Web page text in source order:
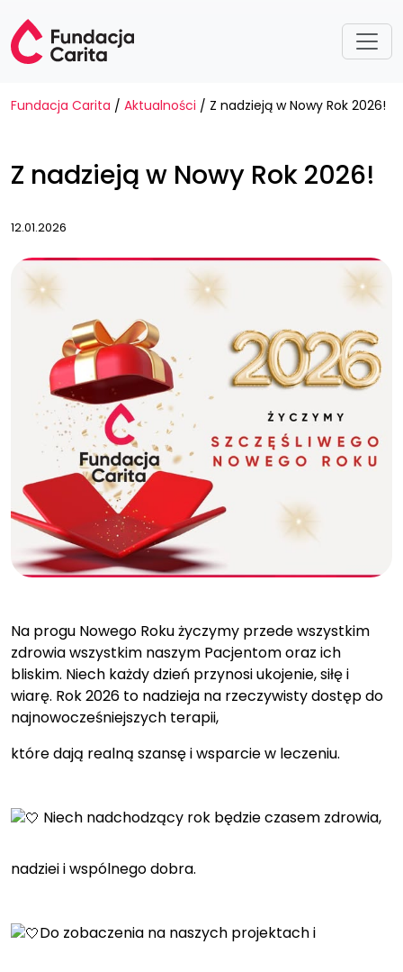
Fundacja Carita / Aktualności / Z nadzieją w Nowy Rok 2026!
Z nadzieją w Nowy Rok 2026!
12.01.2026
Na progu Nowego Roku życzymy przede wszystkim
zdrowia wszystkim naszym Pacjentom oraz ich
bliskim. Niech każdy dzień przynosi ukojenie, siłę i
wiarę. Rok 2026 to nadzieja na rzeczywisty dostęp do
najnowocześniejszych terapii,
które dają realną szansę i wsparcie w leczeniu.
Niech nadchodzący rok będzie czasem zdrowia,
nadziei i wspólnego dobra.
Do zobaczenia na naszych projektach i